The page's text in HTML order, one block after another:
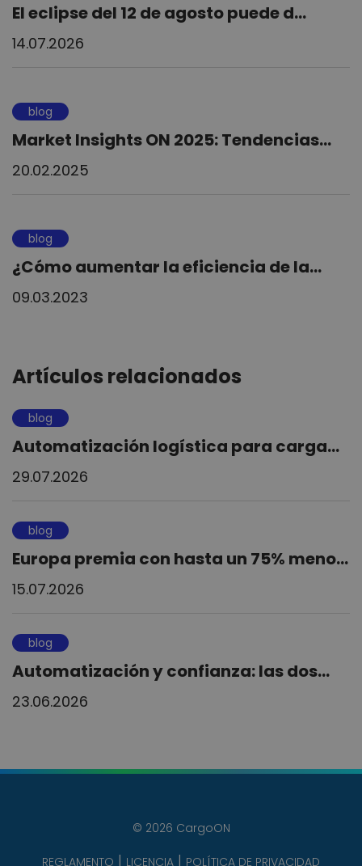
El eclipse del 12 de agosto puede d...
14.07.2026
blog
Market Insights ON 2025: Tendencias...
20.02.2025
blog
¿Cómo aumentar la eficiencia de la...
09.03.2023
Artículos relacionados
blog
Automatización logística para carga...
29.07.2026
blog
Europa premia con hasta un 75% meno...
15.07.2026
blog
Automatización y confianza: las dos...
23.06.2026
© 2026 CargoON
REGLAMENTO LICENCIA POLÍTICA DE PRIVACIDAD